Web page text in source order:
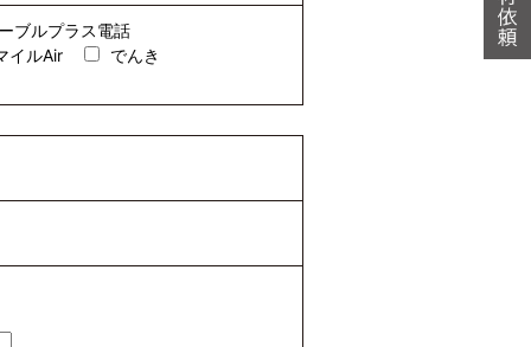
ブルプラス電話
イルAir
でんき